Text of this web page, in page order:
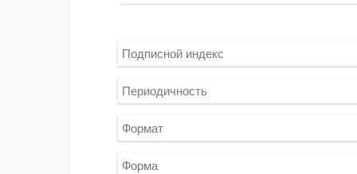
Подписной индекс
Периодичность
Формат
Форма